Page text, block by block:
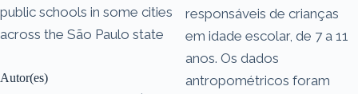
public schools in some cities
across the São Paulo state
Autor(es)
responsáveis de crianças
em idade escolar, de 7 a 11
anos. Os dados
antropométricos foram